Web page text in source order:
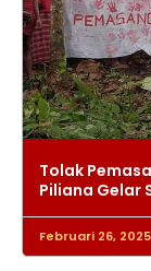
Tolak
Piliana Gelar
Februari 26, 2025